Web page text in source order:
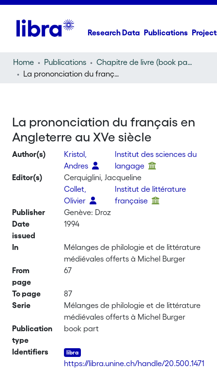
Research Data Publications
Home Publications
Chapitre de livre (book part)
La prononciation du français en Angleterre au XVe siècle
La prononciation du français en
Angleterre au XVe siècle
Author(s)
Kristol,
Andres
Institut des sciences du
langage
Editor(s)
Cerquiglini, Jacqueline
Collet,
Olivier
Institut de littérature
française
Publisher
Genève: Droz
Date
issued
1994
In
Mélanges de philologie et de littérature
médiévales offerts à Michel Burger
From
page
67
To page
87
Serie
Mélanges de philologie et de littérature
médiévales offerts à Michel Burger
Publication
type
book part
Identifiers
https://libra.unine.ch/handle/20.500.1471